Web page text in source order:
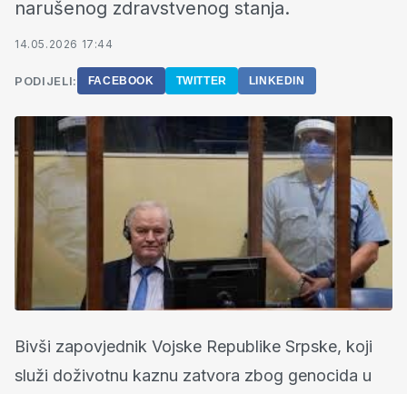
narušenog zdravstvenog stanja.
14.05.2026 17:44
PODIJELI: FACEBOOK TWITTER LINKEDIN
Bivši zapovjednik Vojske Republike Srpske, koji
služi doživotnu kaznu zatvora zbog genocida u